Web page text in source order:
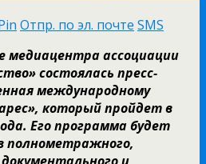
Отпр. по эл. почте SMS
медиацентра ассоциации
состоялась пресс-
международному
который пройдет в
Его программа будет
полнометражного,